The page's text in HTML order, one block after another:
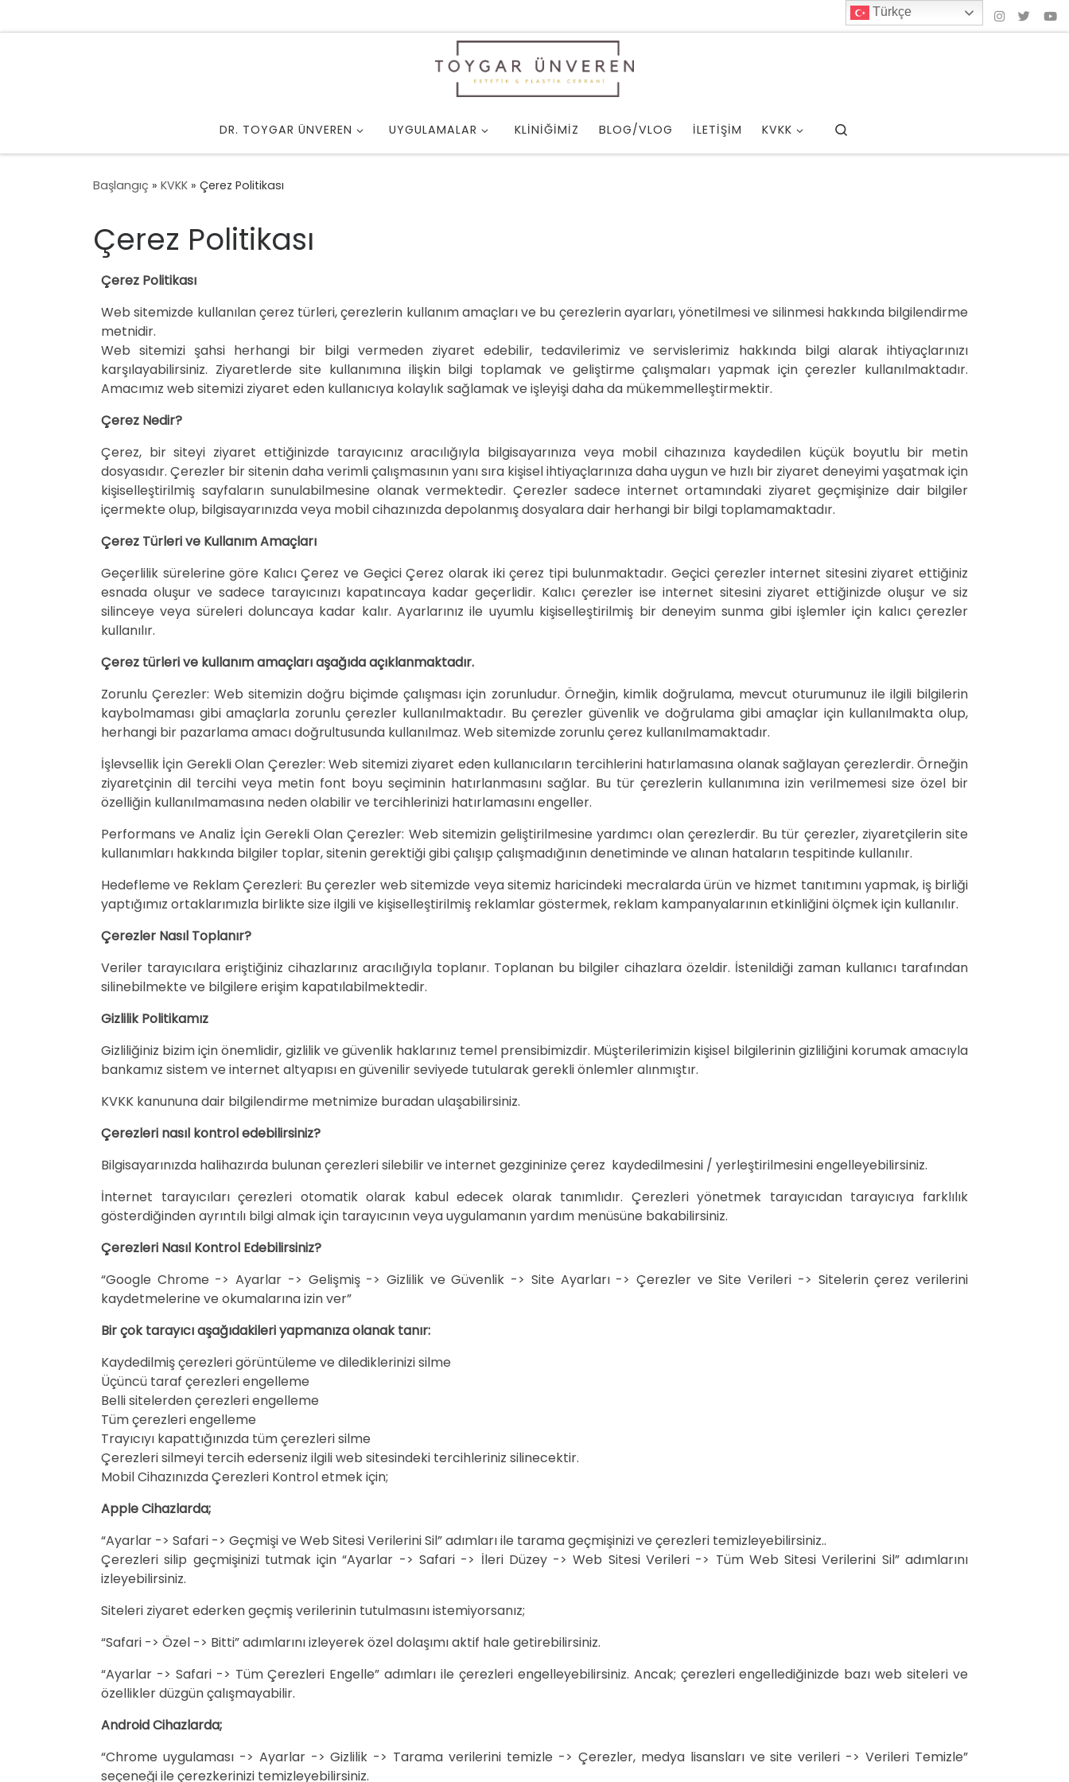
DR. TOYGAR ÜNVEREN UYGULAMALAR KLINIĞIMIZ BLOG/VLOG İLETİŞİM KVKK
Başlangıç » KVKK » Çerez Politikası
Çerez Politikası
Çerez Politikası
Web sitemizde kullanılan çerez türleri, çerezlerin kullanım amaçları ve bu çerezlerin ayarları, yönetilmesi ve silinmesi hakkında bilgilendirme
metnidir.
Web sitemizi şahsi herhangi bir bilgi vermeden ziyaret edebilir, tedavilerimiz ve servislerimiz hakkında bilgi alarak ihtiyaçlarınızı
karşılayabilirsiniz. Ziyaretlerde site kullanımına ilişkin bilgi toplamak ve geliştirme çalışmaları yapmak için çerezler kullanılmaktadır.
Amacımız web sitemizi ziyaret eden kullanıcıya kolaylık sağlamak ve işleyişi daha da mükemmelleştirmektir.
Çerez Nedir?
Çerez, bir siteyi ziyaret ettiğinizde tarayıcınız aracılığıyla bilgisayarınıza veya mobil cihazınıza kaydedilen küçük boyutlu bir metin
dosyasıdır. Çerezler bir sitenin daha verimli çalışmasının yanı sıra kişisel ihtiyaçlarınıza daha uygun ve hızlı bir ziyaret deneyimi yaşatmak için
kişiselleştirilmiş sayfaların sunulabilmesine olanak vermektedir. Çerezler sadece internet ortamındaki ziyaret geçmişinize dair bilgiler
içermekte olup, bilgisayarınızda veya mobil cihazınızda depolanmış dosyalara dair herhangi bir bilgi toplamamaktadır.
Çerez Türleri ve Kullanım Amaçları
Geçerlilik sürelerine göre Kalıcı Çerez ve Geçici Çerez olarak iki çerez tipi bulunmaktadır. Geçici çerezler internet sitesini ziyaret ettiğiniz
esnada oluşur ve sadece tarayıcınızı kapatıncaya kadar geçerlidir. Kalıcı çerezler ise internet sitesini ziyaret ettiğinizde oluşur ve siz
silinceye veya süreleri doluncaya kadar kalır. Ayarlarınız ile uyumlu kişiselleştirilmiş bir deneyim sunma gibi işlemler için kalıcı çerezler
kullanılır.
Çerez türleri ve kullanım amaçları aşağıda açıklanmaktadır.
Zorunlu Çerezler: Web sitemizin doğru biçimde çalışması için zorunludur. Örneğin, kimlik doğrulama, mevcut oturumunuz ile ilgili bilgilerin
kaybolmaması gibi amaçlarla zorunlu çerezler kullanılmaktadır. Bu çerezler güvenlik ve doğrulama gibi amaçlar için kullanılmakta olup,
herhangi bir pazarlama amacı doğrultusunda kullanılmaz. Web sitemizde zorunlu çerez kullanılmamaktadır.
İşlevsellik İçin Gerekli Olan Çerezler: Web sitemizi ziyaret eden kullanıcıların tercihlerini hatırlamasına olanak sağlayan çerezlerdir. Örneğin
ziyaretçinin dil tercihi veya metin font boyu seçiminin hatırlanmasını sağlar. Bu tür çerezlerin kullanımına izin verilmemesi size özel bir
özelliğin kullanılmamasına neden olabilir ve tercihlerinizi hatırlamasını engeller.
Performans ve Analiz İçin Gerekli Olan Çerezler: Web sitemizin geliştirilmesine yardımcı olan çerezlerdir. Bu tür çerezler, ziyaretçilerin site
kullanımları hakkında bilgiler toplar, sitenin gerektiği gibi çalışıp çalışmadığının denetiminde ve alınan hataların tespitinde kullanılır.
Hedefleme ve Reklam Çerezleri: Bu çerezler web sitemizde veya sitemiz haricindeki mecralarda ürün ve hizmet tanıtımını yapmak, iş birliği
yaptığımız ortaklarımızla birlikte size ilgili ve kişiselleştirilmiş reklamlar göstermek, reklam kampanyalarının etkinliğini ölçmek için kullanılır.
Çerezler Nasıl Toplanır?
Veriler tarayıcılara eriştiğiniz cihazlarınız aracılığıyla toplanır. Toplanan bu bilgiler cihazlara özeldir. İstenildiği zaman kullanıcı tarafından
silinebilmekte ve bilgilere erişim kapatılabilmektedir.
Gizlilik Politikamız
Gizliliğiniz bizim için önemlidir, gizlilik ve güvenlik haklarınız temel prensibimizdir. Müşterilerimizin kişisel bilgilerinin gizliliğini korumak amacıyla
bankamız sistem ve internet altyapısı en güvenilir seviyede tutularak gerekli önlemler alınmıştır.
KVKK kanununa dair bilgilendirme metnimize buradan ulaşabilirsiniz.
Çerezleri nasıl kontrol edebilirsiniz?
Bilgisayarınızda halihazırda bulunan çerezleri silebilir ve internet gezgininize çerez kaydedilmesini / yerleştirilmesini engelleyebilirsiniz.
İnternet tarayıcıları çerezleri otomatik olarak kabul edecek olarak tanımlıdır. Çerezleri yönetmek tarayıcıdan tarayıcıya farklılık
gösterdiğinden ayrıntılı bilgi almak için tarayıcının veya uygulamanın yardım menüsüne bakabilirsiniz.
Çerezleri Nasıl Kontrol Edebilirsiniz?
“Google Chrome -> Ayarlar -> Gelişmiş -> Gizlilik ve Güvenlik -> Site Ayarları -> Çerezler ve Site Verileri -> Sitelerin çerez verilerini
kaydetmelerine ve okumalarına izin ver”
Bir çok tarayıcı aşağıdakileri yapmanıza olanak tanır:
Kaydedilmiş çerezleri görüntüleme ve dilediklerinizi silme
Üçüncü taraf çerezleri engelleme
Belli sitelerden çerezleri engelleme
Tüm çerezleri engelleme
Trayıcıyı kapattığınızda tüm çerezleri silme
Çerezleri silmeyi tercih ederseniz ilgili web sitesindeki tercihleriniz silinecektir.
Mobil Cihazınızda Çerezleri Kontrol etmek için;
Apple Cihazlarda;
“Ayarlar -> Safari -> Geçmişi ve Web Sitesi Verilerini Sil” adımları ile tarama geçmişinizi ve çerezleri temizleyebilirsiniz..
Çerezleri silip geçmişinizi tutmak için “Ayarlar -> Safari -> İleri Düzey -> Web Sitesi Verileri -> Tüm Web Sitesi Verilerini Sil” adımlarını
izleyebilirsiniz.
Siteleri ziyaret ederken geçmiş verilerinin tutulmasını istemiyorsanız;
“Safari -> Özel -> Bitti” adımlarını izleyerek özel dolaşımı aktif hale getirebilirsiniz.
“Ayarlar -> Safari -> Tüm Çerezleri Engelle” adımları ile çerezleri engelleyebilirsiniz. Ancak; çerezleri engellediğinizde bazı web siteleri ve
özellikler düzgün çalışmayabilir.
Android Cihazlarda;
“Chrome uygulaması -> Ayarlar -> Gizlilik -> Tarama verilerini temizle -> Çerezler, medya lisansları ve site verileri -> Verileri Temizle”
seçeneği ile çerezkerinizi temizleyebilirsiniz.
Türkçe